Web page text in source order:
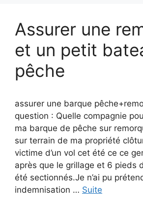
Assurer une
et un petit
pêche
assurer une barque
question : Quelle compagnie
ma barque de pêche sur
sur terrain de ma propriété
victime d’un vol cet été ce ce
après que le grillage et 6 pieds
été sectionnés.Je n’ai pu
indemnisation … Suite